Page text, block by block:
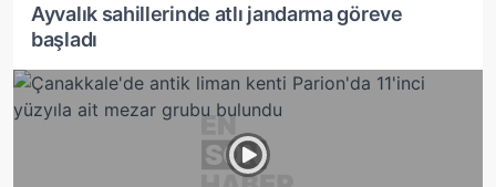
Ayvalık sahillerinde atlı jandarma göreve
başladı